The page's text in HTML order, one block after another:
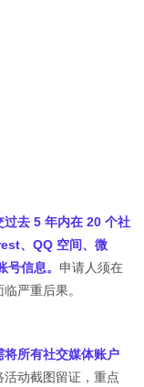
过去 5 年内在 20 个社
、QQ 空间、微
信息。 申请人须在
严重后果。
将所有社交媒体账户
活动截图留证，重点